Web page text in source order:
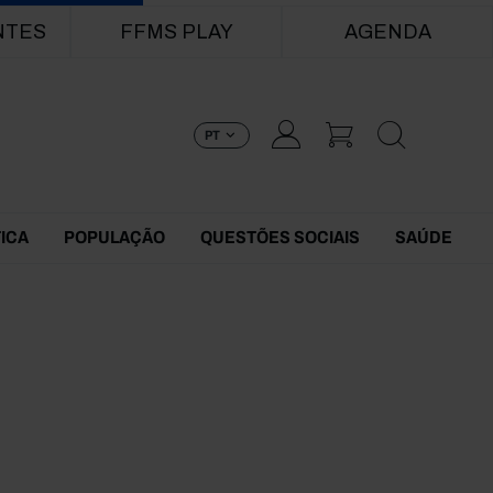
FFMS PLAY AGENDA
PT
POPULAÇÃO QUESTÕES SOCIAIS SAÚDE